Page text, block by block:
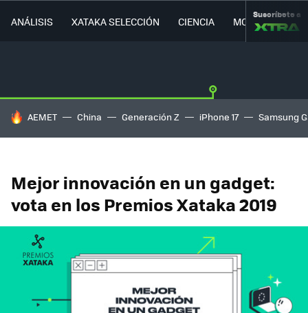
ANÁLISIS XATAKA SELECCIÓN CIENCIA MOVILIDAD
Suscríbete a
HOY SE HABLA DE
AEMET China Generación Z iPhone 17 Samsung
Mejor innovación en un gadget:
vota en los Premios Xataka 2019